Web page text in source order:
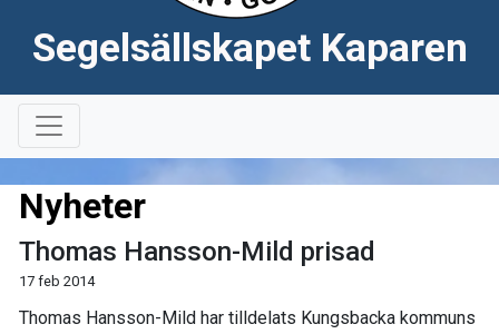
Segelsällskapet Kaparen
Nyheter
Thomas Hansson-Mild prisad
17 feb 2014
Thomas Hansson-Mild har tilldelats Kungsbacka kommuns